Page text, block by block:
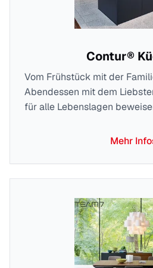
Contur®
Vom Frühstück mit der
Abendessen mit dem
für alle Lebenslagen
Partner für die Aussattung
Küchenzeile – Contur®
Herausforderung und jeden
eingestellt. Dabei bleibt die
Qualität, dem eleganten
hochwertigen
gesamten Küchensortiment
sich auf die ausgezeichnete
Mehr